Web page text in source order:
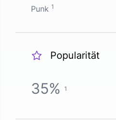
Punk 1
Popularität
35% 1